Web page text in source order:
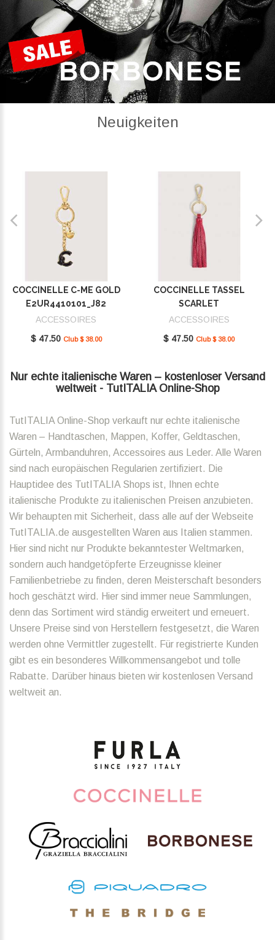
Neuigkeiten
COCCINELLE C-ME GOLD
E2UR4410101_J82
ACCESSOIRES
$ 47.50 Club $ 38.00
COCCINELLE TASSEL
SCARLET
E2MU0410101_R02
ACCESSOIRES
$ 47.50 Club $ 38.00
Nur echte italienische Waren – kostenloser Versand
weltweit - TutITALIA Online-Shop
TutITALIA Online-Shop verkauft nur echte italienische
Waren – Handtaschen, Mappen, Koffer, Geldtaschen,
Gürteln, Armbanduhren, Accessoires aus Leder. Alle Waren
sind nach europäischen Regularien zertifiziert. Die
Hauptidee des TutITALIA Shops ist, Ihnen echte
italienische Produkte zu italienischen Preisen anzubieten.
Wir behaupten mit Sicherheit, dass alle auf der Webseite
TutITALIA.de ausgestellten Waren aus Italien stammen.
Hier sind nicht nur Produkte bekanntester Weltmarken,
sondern auch handgetöpferte Erzeugnisse kleiner
Familienbetriebe zu finden, deren Meisterschaft besonders
hoch geschätzt wird. Hier sind immer neue Sammlungen,
denn das Sortiment wird ständig erweitert und erneuert.
Unsere Preise sind von Herstellern festgesetzt, die Waren
werden ohne Vermittler zugestellt. Für registrierte Kunden
gibt es ein besonderes Willkommensangebot und tolle
Rabatte. Darüber hinaus bieten wir kostenlosen Versand
weltweit an.